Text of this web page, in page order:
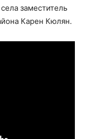
заместитель
Карен Кюлян.